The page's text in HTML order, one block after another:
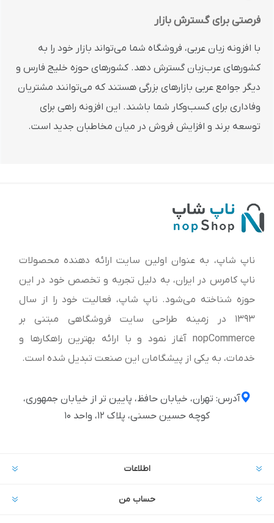
فرصتی برای گسترش بازار
با افزونه زبان عربی، فروشگاه شما می‌تواند بازار خود را به
کشورهای عرب‌زبان گسترش دهد. کشورهای حوزه خلیج فارس و
دیگر جوامع عربی بازارهای بزرگی هستند که می‌توانند مشتریان
وفاداری برای کسب‌وکار شما باشند. این افزونه راهی برای
توسعه برند و افزایش فروش در میان مخاطبان جدید است.
ناپ شاپ، به عنوان اولین سایت ارائه‌ دهنده محصولات
ناپ کامرس در ایران، به دلیل تجربه و تخصص خود در این
حوزه شناخته می‌شود. ناپ شاپ، فعالیت خود را از سال
1393 در زمینه طراحی سایت فروشگاهی مبتنی بر
nopCommerce آغاز نمود و با ارائه بهترین راهکارها و
خدمات، به یکی از پیشگامان این صنعت تبدیل شده است.
آدرس: تهران، خیابان حافظ، پایین تر از خیابان جمهوری،
کوچه حسین حسنی، پلاک ۱۲، واحد ۱۰
اطلاعات
حساب من